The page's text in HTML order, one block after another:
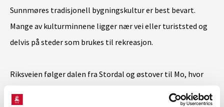
Sunnmøres tradisjonell bygningskultur er best bevart.
Mange av kulturminnene ligger nær vei eller turiststed og
delvis på steder som brukes til rekreasjon.
Riksveien føl­ger dalen fra Stordal og østover til Mo, hvor